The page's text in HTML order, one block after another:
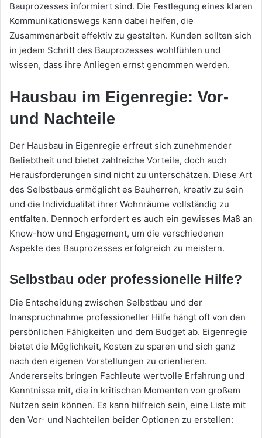
Bauprozesses informiert sind. Die Festlegung eines klaren
Kommunikationswegs kann dabei helfen, die
Zusammenarbeit effektiv zu gestalten. Kunden sollten sich
in jedem Schritt des Bauprozesses wohlfühlen und
wissen, dass ihre Anliegen ernst genommen werden.
Hausbau im Eigenregie: Vor-
und Nachteile
Der Hausbau in Eigenregie erfreut sich zunehmender
Beliebtheit und bietet zahlreiche Vorteile, doch auch
Herausforderungen sind nicht zu unterschätzen. Diese Art
des Selbstbaus ermöglicht es Bauherren, kreativ zu sein
und die Individualität ihrer Wohnräume vollständig zu
entfalten. Dennoch erfordert es auch ein gewisses Maß an
Know-how und Engagement, um die verschiedenen
Aspekte des Bauprozesses erfolgreich zu meistern.
Selbstbau oder professionelle Hilfe?
Die Entscheidung zwischen Selbstbau und der
Inanspruchnahme professioneller Hilfe hängt oft von den
persönlichen Fähigkeiten und dem Budget ab. Eigenregie
bietet die Möglichkeit, Kosten zu sparen und sich ganz
nach den eigenen Vorstellungen zu orientieren.
Andererseits bringen Fachleute wertvolle Erfahrung und
Kenntnisse mit, die in kritischen Momenten von großem
Nutzen sein können. Es kann hilfreich sein, eine Liste mit
den Vor- und Nachteilen beider Optionen zu erstellen: